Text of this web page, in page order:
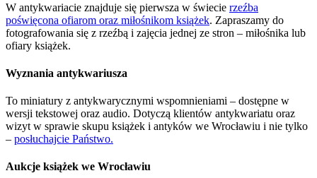
W antykwariacie znajduje się pierwsza w świecie rzeźba
poświęcona ofiarom oraz miłośnikom książek. Zapraszamy do
fotografowania się z rzeźbą i zajęcia jednej ze stron – miłośnika lub
ofiary książek.
Wyznania antykwariusza
To miniatury z antykwarycznymi wspomnieniami – dostępne w
wersji tekstowej oraz audio. Dotyczą klientów antykwariatu oraz
wizyt w sprawie skupu książek i antyków we Wrocławiu i nie tylko
– posłuchajcie Państwo.
Aukcje książek we Wrocławiu